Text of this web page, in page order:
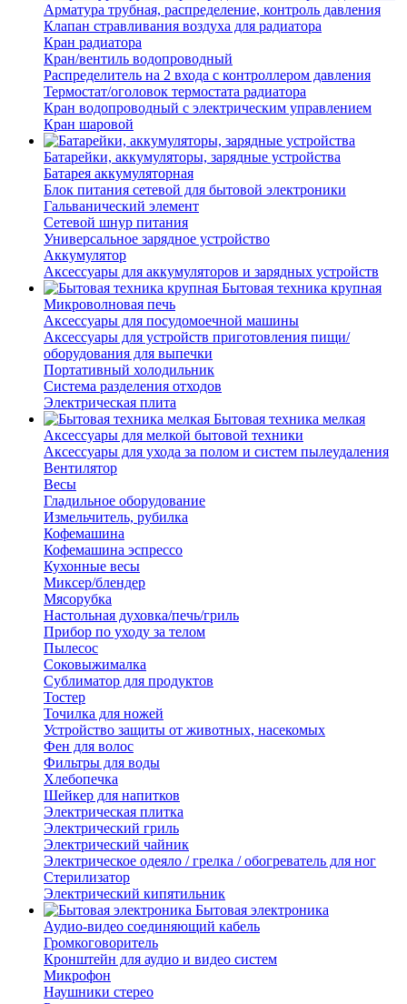
Арматура трубная, распределение, контроль давления
Клапан стравливания воздуха для радиатора
Кран радиатора
Кран/вентиль водопроводный
Распределитель на 2 входа с контроллером давления
Термостат/оголовок термостата радиатора
Кран водопроводный с электрическим управлением
Кран шаровой
Батарейки, аккумуляторы, зарядные устройства
Батарея аккумуляторная
Блок питания сетевой для бытовой электроники
Гальванический элемент
Сетевой шнур питания
Универсальное зарядное устройство
Аккумулятор
Аксессуары для аккумуляторов и зарядных устройств
Бытовая техника крупная
Микроволновая печь
Аксессуары для посудомоечной машины
Аксессуары для устройств приготовления пищи/
оборудования для выпечки
Портативный холодильник
Система разделения отходов
Электрическая плита
Бытовая техника мелкая
Аксессуары для мелкой бытовой техники
Аксессуары для ухода за полом и систем пылеудаления
Вентилятор
Весы
Гладильное оборудование
Измельчитель, рубилка
Кофемашина
Кофемашина эспрессо
Кухонные весы
Миксер/блендер
Мясорубка
Настольная духовка/печь/гриль
Прибор по уходу за телом
Пылесос
Соковыжималка
Сублиматор для продуктов
Тостер
Точилка для ножей
Устройство защиты от животных, насекомых
Фен для волос
Фильтры для воды
Хлебопечка
Шейкер для напитков
Электрическая плитка
Электрический гриль
Электрический чайник
Электрическое одеяло / грелка / обогреватель для ног
Стерилизатор
Электрический кипятильник
Бытовая электроника
Аудио-видео соединяющий кабель
Громкоговоритель
Кронштейн для аудио и видео систем
Микрофон
Наушники стерео